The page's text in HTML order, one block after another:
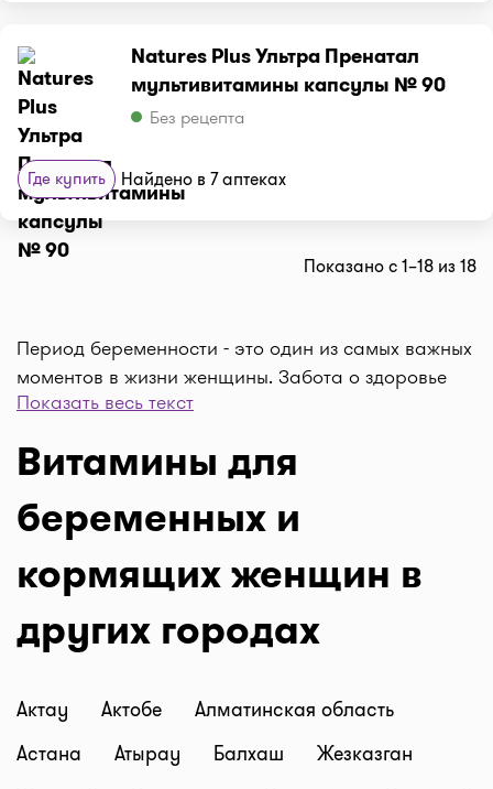
Natures Plus Ультра Пренатал
мультивитамины капсулы № 90
Без рецепта
Где купить Найдено в 7 аптеках
Показано с 1–18 из 18
Период беременности - это один из самых важных
моментов в жизни женщины. Забота о здоровье
будущего малыша начинается с момента зачатия,
являются витамины для беременных. В i-teka мы
комплексы, специально разработанные для
беременных женщин.
Зачем нужны витамины для
беременных:
Здоровье малыша: Витамины и минералы
развитие ребенка, включая формирование
органов и систем.
Поддержание материнского здоровья:
Показать весь текст
Витамины для
беременных и
кормящих женщин в
других городах
Актау Актобе
Алматинская область
Астана
Атырау Балхаш
Жезказган